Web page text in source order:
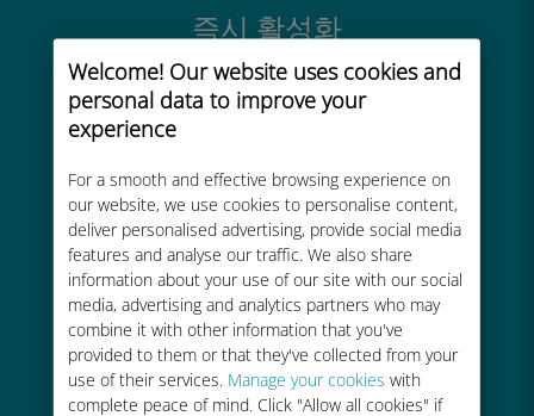
Welcome! Our website uses cookies and
personal data to improve your
experience
For a smooth and effective browsing experience on
our website, we use cookies to personalise content,
deliver personalised advertising, provide social media
features and analyse our traffic. We also share
information about your use of our site with our social
media, advertising and analytics partners who may
combine it with other information that you've
provided to them or that they've collected from your
use of their services. Manage your cookies with
complete peace of mind. Click "Allow all cookies" if
즉시 활성화
몇 분 안에 이메일을 통해 QR 코드를
받아 스캔하세요.
글로벌
200개 이상의 목적지에서 전 세계 고
품질 셀룰러 연결 제공